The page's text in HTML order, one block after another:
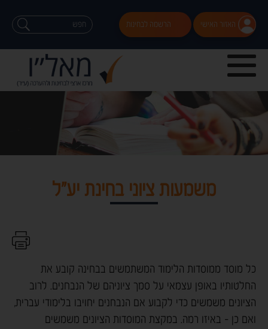
האזור האישי הרשמה לבחינות
משמעות ציוני בחינת יע"ל
כל מוסד ממוסדות הלימוד המשתמשים בבחינה קובע את
החלטותיו באופן עצמאי על סמך ציוניהם של הנבחנים. לרוב
הציונים משמשים כדי לקבוע אם הנבחנים יחויבו בלימודי עברית,
ואם כן - באיזו רמה. במקצת המוסדות הציונים משמשים